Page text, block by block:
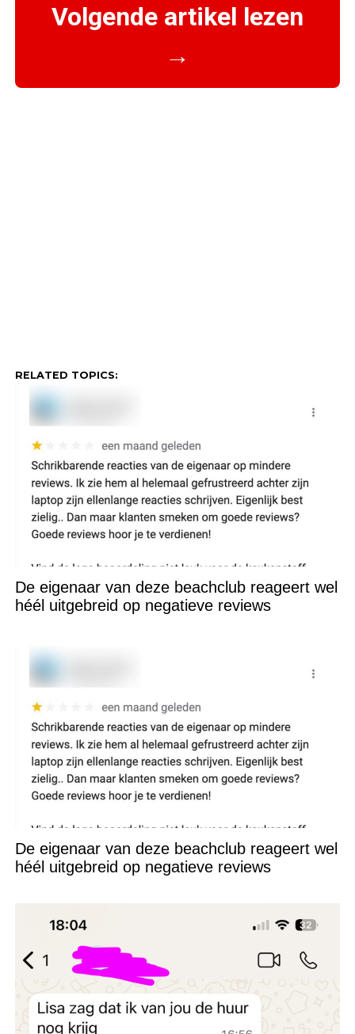
Volgende artikel lezen
→
RELATED TOPICS:
De eigenaar van deze beachclub reageert wel
héél uitgebreid op negatieve reviews
De eigenaar van deze beachclub reageert wel
héél uitgebreid op negatieve reviews